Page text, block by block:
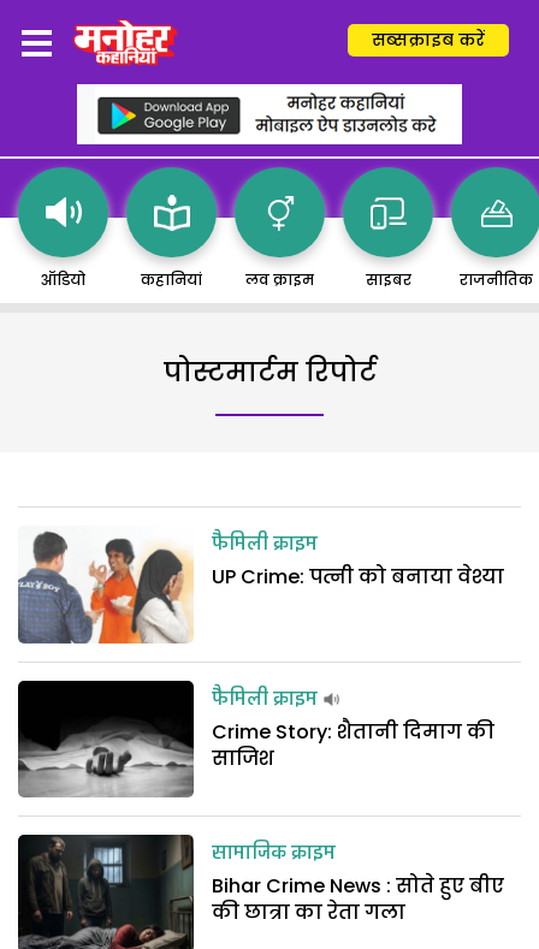
सब्सक्राइब करें
ऑडियो कहानियां लव क्राइम साइबर राजनीतिक
पोस्टमार्टम रिपोर्ट
फैमिली क्राइम
UP Crime: पत्नी को बनाया वेश्या
फैमिली क्राइम
Crime Story: शैतानी दिमाग की
साजिश
सामाजिक क्राइम
Bihar Crime News : सोते हुए बीए
की छात्रा का रेता गला